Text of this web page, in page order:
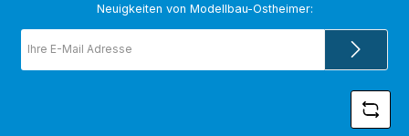
Neuigkeiten von Modellbau-Ostheimer:
Mail-